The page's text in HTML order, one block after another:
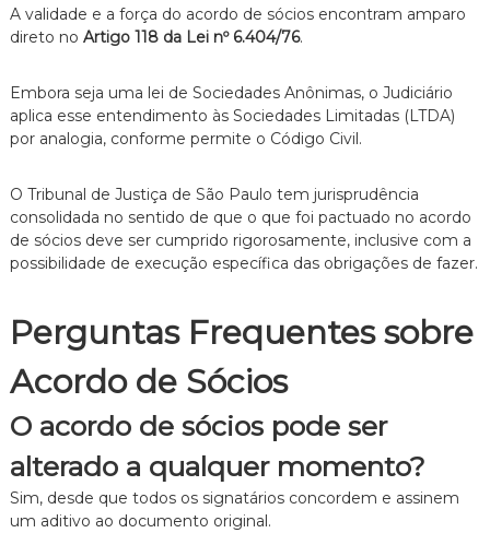
A validade e a força do acordo de sócios encontram amparo
direto no Artigo 118 da Lei nº 6.404/76.
Embora seja uma lei de Sociedades Anônimas, o Judiciário
aplica esse entendimento às Sociedades Limitadas (LTDA)
por analogia, conforme permite o Código Civil.
O Tribunal de Justiça de São Paulo tem jurisprudência
consolidada no sentido de que o que foi pactuado no acordo
de sócios deve ser cumprido rigorosamente, inclusive com a
possibilidade de execução específica das obrigações de fazer.
Perguntas Frequentes sobre
Acordo de Sócios
O acordo de sócios pode ser
alterado a qualquer momento?
Sim, desde que todos os signatários concordem e assinem
um aditivo ao documento original.